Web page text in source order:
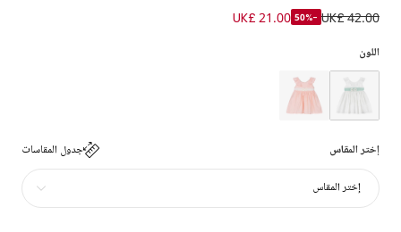
UK£ 42.00
-50%
UK£ 21.00
اللون
إختر المقاس جدول المقاسات
إختر المقاس